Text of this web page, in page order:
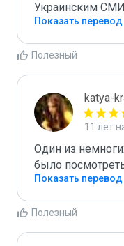
Украинским
Показать перевод
Полезный
katya-
11 лет
Один из
было
Показать перевод
Полезный